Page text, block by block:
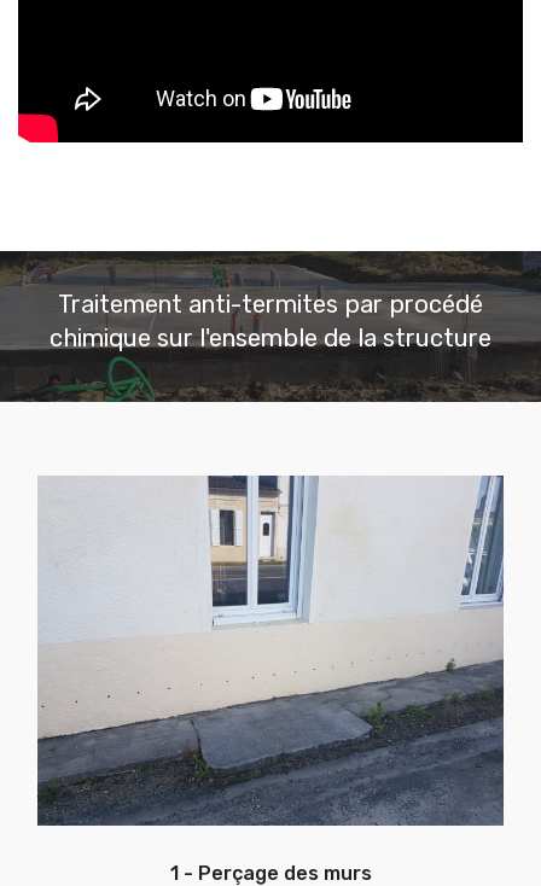
Traitement anti-termites par procédé
chimique sur l'ensemble de la structure
1 - Perçage des murs